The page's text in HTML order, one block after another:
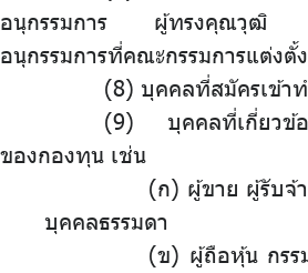
อนุกรรมการ ผู้ทรงคุณวุฒิ แ
อนุกรรมการที่คณะกรรมการแต่งตั้ง
บุคคลที่สมัครเข้า
บุคคลที่เกี่ยวข้อ
ของกองทุน เช่น
(ก) ผู้ขาย ผู้รับจ้
บุคคลธรรมดา
(ข) ผู้ถือหุ้น กรร